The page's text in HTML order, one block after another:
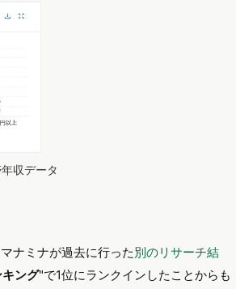
収データ
ナミナが過去に行った別のリサーチ結
ング"で1位にランクインしたことからも